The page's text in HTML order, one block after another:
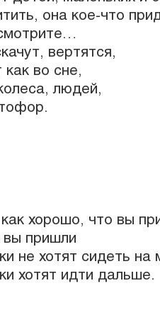
она кое-что
вертятся,
как во сне,
людей,
как хорошо, что вы
вы пришли
не хотят сидеть на
хотят идти дальше.